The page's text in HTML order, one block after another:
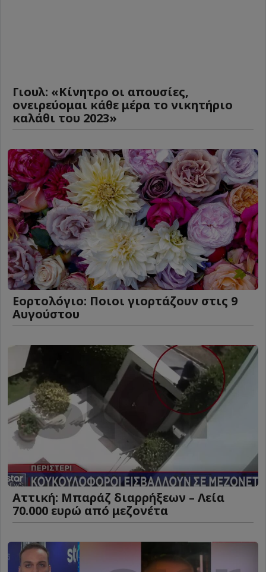
Γιουλ: «Κίνητρο οι απουσίες,
ονειρεύομαι κάθε μέρα το νικητήριο
καλάθι του 2023»
Εορτολόγιο: Ποιοι γιορτάζουν στις 9
Αυγούστου
Αττική: Μπαράζ διαρρήξεων – Λεία
70.000 ευρώ από μεζονέτα